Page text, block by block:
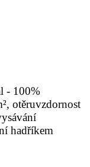
- 100%
otěruvzdornost
hadříkem